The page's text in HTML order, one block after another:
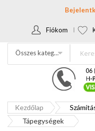
Fiókom
Összes kategória
Kezdőlap
Tápegységek